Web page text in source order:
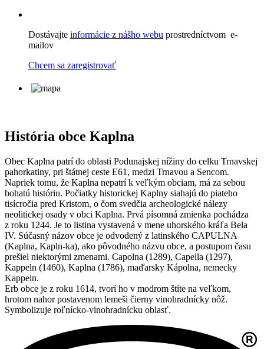
Dostávajte informácie z nášho webu prostredníctvom e-
mailov
Chcem sa zaregistrovať
História obce Kaplna
Obec Kaplna patrí do oblasti Podunajskej nížiny do celku Trnavskej
pahorkatiny, pri štátnej ceste E61, medzi Trnavou a Sencom.
Napriek tomu, že Kaplna nepatrí k veľkým obciam, má za sebou
bohatú históriu. Počiatky historickej Kaplny siahajú do piateho
tisícročia pred Kristom, o čom svedčia archeologické nálezy
neolitickej osady v obci Kaplna. Prvá písomná zmienka pochádza
z roku 1244. Je to listina vystavená v mene uhorského kráľa Bela
IV. Súčasný názov obce je odvodený z latinského CAPULNA
(Kaplna, Kapln-ka), ako pôvodného názvu obce, a postupom času
prešiel niektorými zmenami. Capolna (1289), Capella (1297),
Kappeln (1460), Kaplna (1786), maďarsky Kápolna, nemecky
Kappeln.
Erb obce je z roku 1614, tvorí ho v modrom štíte na veľkom,
hrotom nahor postavenom lemeši čierny vinohradnícky nôž.
Symbolizuje roľnícko-vinohradnícku oblasť.